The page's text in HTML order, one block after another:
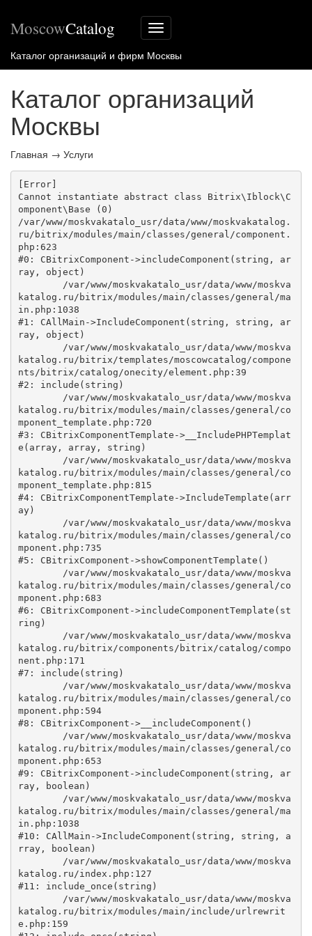
Меню
сайта
MoscowCatalog
Каталог организаций и фирм Москвы
Каталог организаций
Москвы
Главная → Услуги
[Error]
Cannot instantiate abstract class Bitrix\Iblock\C
omponent\Base (0)
/var/www/moskvakatalo_usr/data/www/moskvakatalog.
ru/bitrix/modules/main/classes/general/component.
php:623
#0: CBitrixComponent->includeComponent(string, ar
ray, object)
katalog.ru/bitrix/modules/main/classes/general/ma
in.php:1038
#1: CAllMain->IncludeComponent(string, string, ar
ray, object)
katalog.ru/bitrix/templates/moscowcatalog/compone
nts/bitrix/catalog/onecity/element.php:39
#2: include(string)
katalog.ru/bitrix/modules/main/classes/general/co
mponent_template.php:720
#3: CBitrixComponentTemplate->__IncludePHPTemplat
e(array, array, string)
katalog.ru/bitrix/modules/main/classes/general/co
mponent_template.php:815
#4: CBitrixComponentTemplate->IncludeTemplate(arr
ay)
katalog.ru/bitrix/modules/main/classes/general/co
mponent.php:735
#5: CBitrixComponent->showComponentTemplate()
katalog.ru/bitrix/modules/main/classes/general/co
mponent.php:683
#6: CBitrixComponent->includeComponentTemplate(st
ring)
katalog.ru/bitrix/components/bitrix/catalog/compo
nent.php:171
#7: include(string)
katalog.ru/bitrix/modules/main/classes/general/co
mponent.php:594
#8: CBitrixComponent->__includeComponent()
katalog.ru/bitrix/modules/main/classes/general/co
mponent.php:653
#9: CBitrixComponent->includeComponent(string, ar
ray, boolean)
katalog.ru/bitrix/modules/main/classes/general/ma
in.php:1038
#10: CAllMain->IncludeComponent(string, string, a
rray, boolean)
katalog.ru/index.php:127
#11: include_once(string)
katalog.ru/bitrix/modules/main/include/urlrewrit
e.php:159